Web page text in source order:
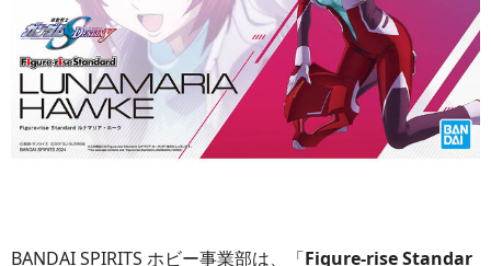
BANDAI SPIRITS ホビー事業部は、「Figure-rise Standar